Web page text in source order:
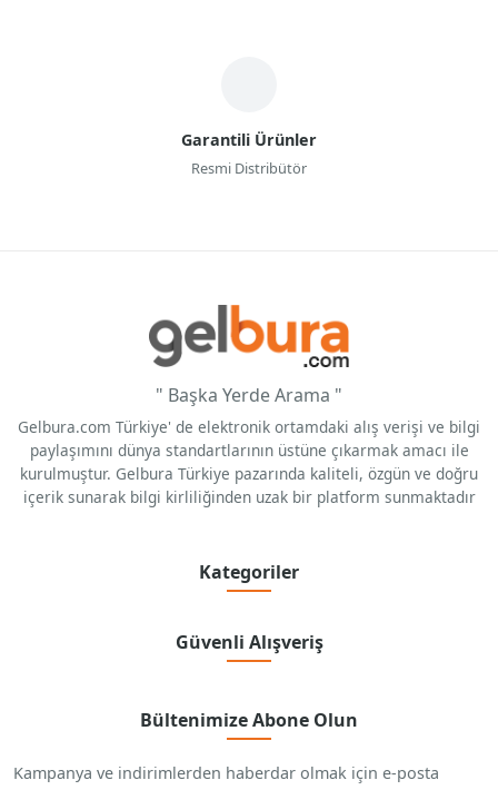
Garantili Ürünler
Resmi Distribütör
" Başka Yerde Arama "
Gelbura.com Türkiye' de elektronik ortamdaki alış verişi ve bilgi
paylaşımını dünya standartlarının üstüne çıkarmak amacı ile
kurulmuştur. Gelbura Türkiye pazarında kaliteli, özgün ve doğru
içerik sunarak bilgi kirliliğinden uzak bir platform sunmaktadır
Kategoriler
Güvenli Alışveriş
Bültenimize Abone Olun
Kampanya ve indirimlerden haberdar olmak için e-posta